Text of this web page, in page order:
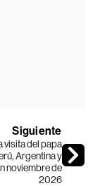
Siguiente
visita del papa
Argentina y
noviembre de
2026